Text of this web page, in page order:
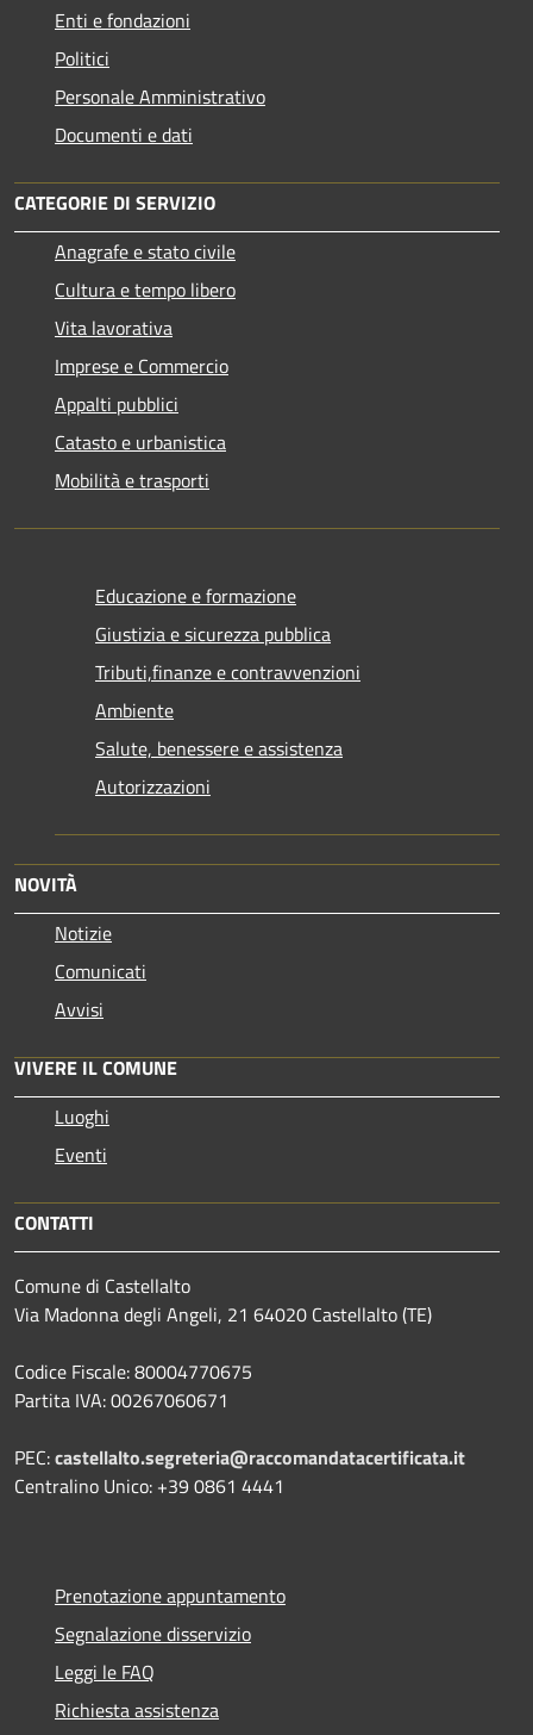
Enti e fondazioni
Politici
Personale Amministrativo
Documenti e dati
CATEGORIE DI SERVIZIO
Anagrafe e stato civile
Cultura e tempo libero
Vita lavorativa
Imprese e Commercio
Appalti pubblici
Catasto e urbanistica
Mobilità e trasporti
Educazione e formazione
Giustizia e sicurezza pubblica
Tributi,finanze e contravvenzioni
Ambiente
Salute, benessere e assistenza
Autorizzazioni
NOVITÀ
Notizie
Comunicati
Avvisi
VIVERE IL COMUNE
Luoghi
Eventi
CONTATTI
Comune di Castellalto
Via Madonna degli Angeli, 21 64020 Castellalto (TE)
Codice Fiscale: 80004770675
Partita IVA: 00267060671
PEC:castellalto.segreteria@raccomandatacertificata.it
Centralino Unico: +39 0861 4441
Prenotazione appuntamento
Segnalazione disservizio
Leggi le FAQ
Richiesta assistenza